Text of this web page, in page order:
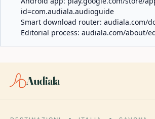
id=com.audiala.audioguide
Smart download router: audiala.com/
Editorial process: audiala.com/about/
Audiala